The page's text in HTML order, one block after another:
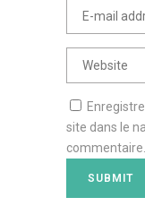
site dans le
commentaire.